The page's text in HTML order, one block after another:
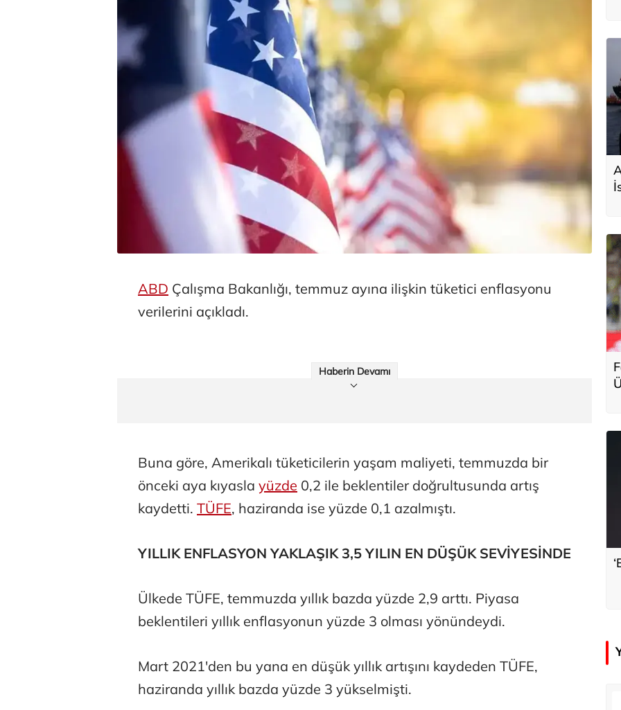
ABD Çalışma Bakanlığı, temmuz ayına ilişkin tüketici enflasyonu
verilerini açıkladı.
Haberin Devamı
Buna göre, Amerikalı tüketicilerin yaşam maliyeti, temmuzda bir
önceki aya kıyasla yüzde 0,2 ile beklentiler doğrultusunda artış
kaydetti. TÜFE, haziranda ise yüzde 0,1 azalmıştı.
YILLIK ENFLASYON YAKLAŞIK 3,5 YILIN EN DÜŞÜK SEVİYESİNDE
Ülkede TÜFE, temmuzda yıllık bazda yüzde 2,9 arttı. Piyasa
beklentileri yıllık enflasyonun yüzde 3 olması yönündeydi.
Mart 2021'den bu yana en düşük yıllık artışını kaydeden TÜFE,
haziranda yıllık bazda yüzde 3 yükselmişti.
Osman Gençer